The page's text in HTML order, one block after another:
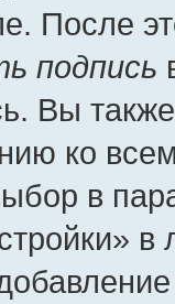
После
подпись
Вы
ко
в